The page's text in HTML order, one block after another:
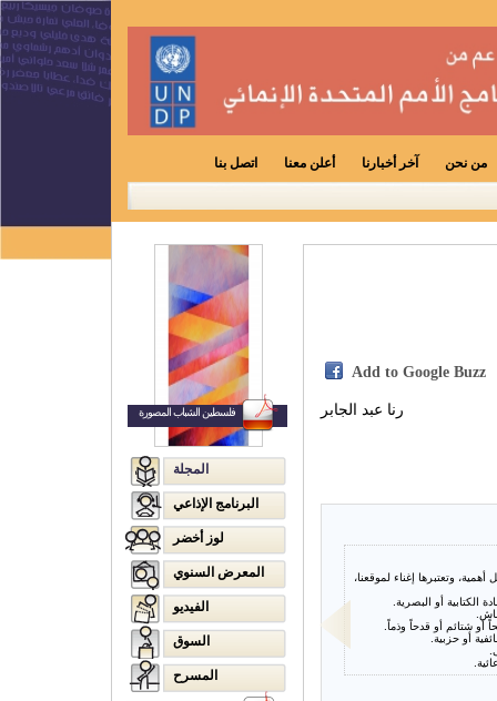
من نحن آخر أخبارنا أعلن معنا اتصل بنا
فلسطين الشباب المصورة
المجلة
البرنامج الإذاعي
لوز أخضر
المعرض السنوي
الفيديو
السوق
المسرح
Add to Google Buzz
رنا عبد الجابر
وتعتبرها إغناء لموقعنا،
الكتابية أو البصرية.
أو شتائم أو قدحاً وذماً.
أو حزبية.